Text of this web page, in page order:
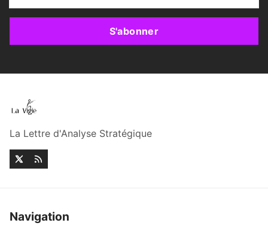
S'abonner
La Lettre d'Analyse Stratégique
Navigation